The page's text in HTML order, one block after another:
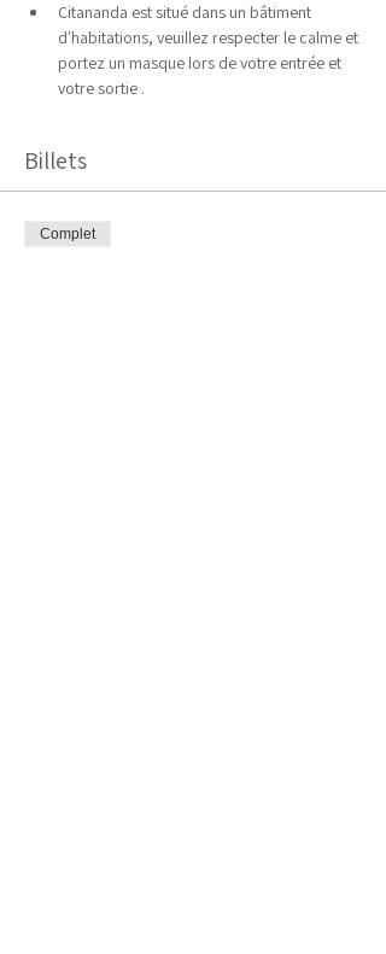
Citananda est situé dans un bâtiment
d'habitations, veuillez respecter le calme et
portez un masque lors de votre entrée et
votre sortie .
Billets
Complet